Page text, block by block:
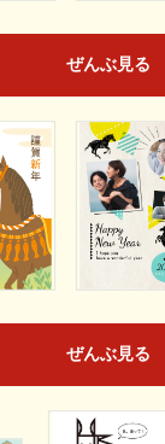
ぜんぶ見る
ぜんぶ見る